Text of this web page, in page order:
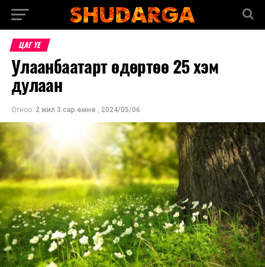
ЦАГ ҮЕ
Улаанбаатарт өдөртөө 25 хэм
дулаан
Огноо: 2 жил 3 сар.өмнө , 2024/05/06